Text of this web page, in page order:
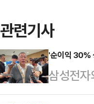
관련기사
'순이익 30%
삼성전
갈등이